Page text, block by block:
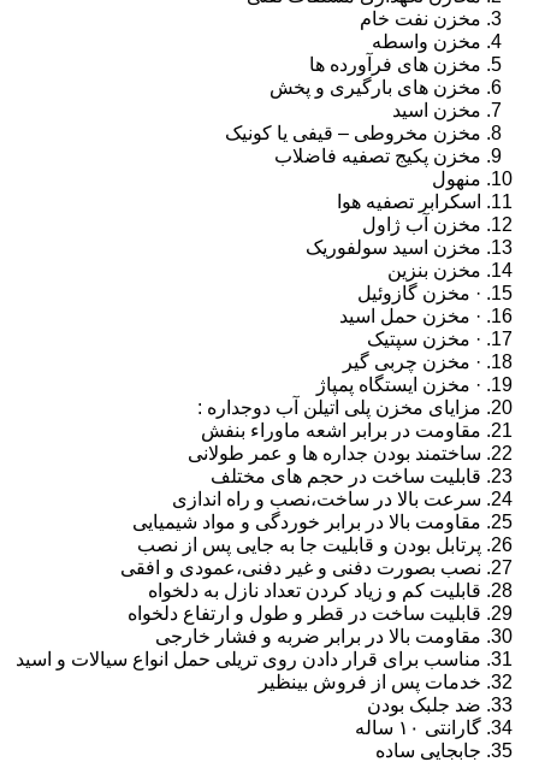
مخزن نفت خام
مخزن واسطه
مخزن های فرآورده ها
مخزن های بارگیری و پخش
مخزن اسید
مخزن مخروطی – قیفی یا کونیک
مخزن پکیج تصفیه فاضلاب
منهول
اسکرابر تصفیه هوا
مخزن آب ژاول
مخزن اسید سولفوریک
مخزن بنزین
· مخزن گازوئیل
· مخزن حمل اسید
· مخزن سپتیک
· مخزن چربی گیر
· مخزن ایستگاه پمپاژ
مزایای مخزن پلی اتیلن آب دوجداره :
مقاومت در برابر اشعه ماوراء بنفش
ساختمند بودن جداره ها و عمر طولانی
قابلیت ساخت در حجم های مختلف
سرعت بالا در ساخت،نصب و راه اندازی
مقاومت بالا در برابر خوردگی و مواد شیمیایی
پرتابل بودن و قابلیت جا به جایی پس از نصب
نصب بصورت دفنی و غیر دفنی،عمودی و افقی
قابلیت کم و زیاد کردن تعداد نازل به دلخواه
قابلیت ساخت در قطر و طول و ارتفاع دلخواه
مقاومت بالا در برابر ضربه و فشار خارجی
مناسب برای قرار دادن روی تریلی حمل انواع سیالات و اسید
خدمات پس از فروش بینظیر
ضد جلبک بودن
گارانتی ۱۰ ساله
جابجایی ساده